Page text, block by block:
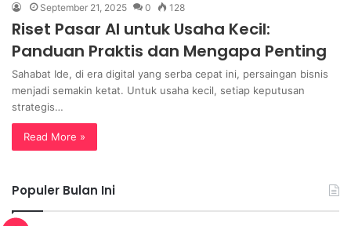
September 21, 2025 0 128
Riset Pasar AI untuk Usaha Kecil:
Panduan Praktis dan Mengapa Penting
Sahabat Ide, di era digital yang serba cepat ini, persaingan bisnis
menjadi semakin ketat. Untuk usaha kecil, setiap keputusan
strategis…
Read More »
Populer Bulan Ini